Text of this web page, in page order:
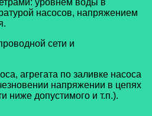
насосов, напряжением
сети и
агрегата по заливке насоса
напряжении в цепях
ниже допустимого и т.п.).